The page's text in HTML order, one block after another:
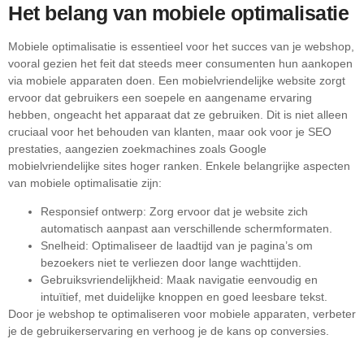
Het belang van mobiele optimalisatie
Mobiele optimalisatie is essentieel voor het succes van je webshop,
vooral gezien het feit dat steeds meer consumenten hun aankopen
via mobiele apparaten doen. Een mobielvriendelijke website zorgt
ervoor dat gebruikers een soepele en aangename ervaring
hebben, ongeacht het apparaat dat ze gebruiken. Dit is niet alleen
cruciaal voor het behouden van klanten, maar ook voor je SEO
prestaties, aangezien zoekmachines zoals Google
mobielvriendelijke sites hoger ranken. Enkele belangrijke aspecten
van mobiele optimalisatie zijn:
Responsief ontwerp: Zorg ervoor dat je website zich
automatisch aanpast aan verschillende schermformaten.
Snelheid: Optimaliseer de laadtijd van je pagina’s om
bezoekers niet te verliezen door lange wachttijden.
Gebruiksvriendelijkheid: Maak navigatie eenvoudig en
intuïtief, met duidelijke knoppen en goed leesbare tekst.
Door je webshop te optimaliseren voor mobiele apparaten, verbeter
je de gebruikerservaring en verhoog je de kans op conversies.